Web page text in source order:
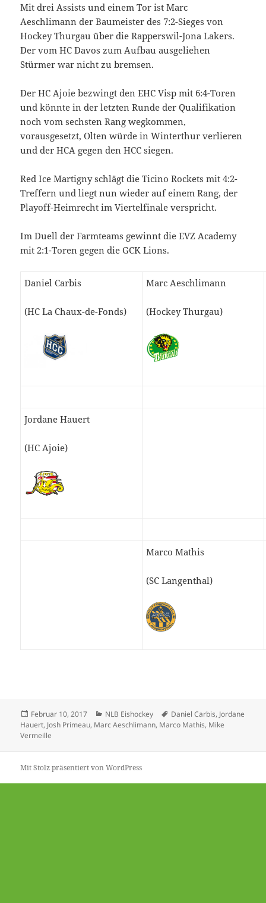
Mit drei Assists und einem Tor ist Marc
Aeschlimann der Baumeister des 7:2-Sieges von
Hockey Thurgau über die Rapperswil-Jona Lakers.
Der vom HC Davos zum Aufbau ausgeliehen
Stürmer war nicht zu bremsen.
Der HC Ajoie bezwingt den EHC Visp mit 6:4-Toren
und könnte in der letzten Runde der Qualifikation
noch vom sechsten Rang wegkommen,
vorausgesetzt, Olten würde in Winterthur verlieren
und der HCA gegen den HCC siegen.
Red Ice Martigny schlägt die Ticino Rockets mit 4:2-
Treffern und liegt nun wieder auf einem Rang, der
Playoff-Heimrecht im Viertelfinale verspricht.
Im Duell der Farmteams gewinnt die EVZ Academy
mit 2:1-Toren gegen die GCK Lions.
Daniel Carbis
(HC La Chaux-de-Fonds)
Marc Aeschlimann
(Hockey Thurgau)
Jordane Hauert
(HC Ajoie)
Marco Mathis
(SC Langenthal)
Veröffentlicht
am
Februar 10, 2017 Kategorien
NLB Eishockey Schlagwörter
Daniel Carbis, Jordane
Hauert, Josh Primeau, Marc Aeschlimann, Marco Mathis, Mike
Vermeille
Mit Stolz präsentiert von WordPress